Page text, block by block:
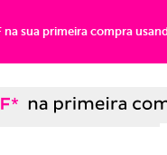
na sua primeira compra